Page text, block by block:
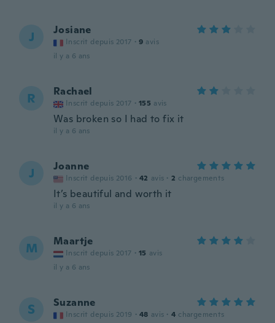
J Josiane
Inscrit depuis 2017 · 9 avis
il y a 6 ans
R Rachael
Inscrit depuis 2017 · 155 avis
Was broken so I had to fix it
il y a 6 ans
J Joanne
Inscrit depuis 2016 · 42 avis · 2 chargements
It’s beautiful and worth it
il y a 6 ans
M Maartje
Inscrit depuis 2017 · 15 avis
il y a 6 ans
S Suzanne
Inscrit depuis 2019 · 48 avis · 4 chargements